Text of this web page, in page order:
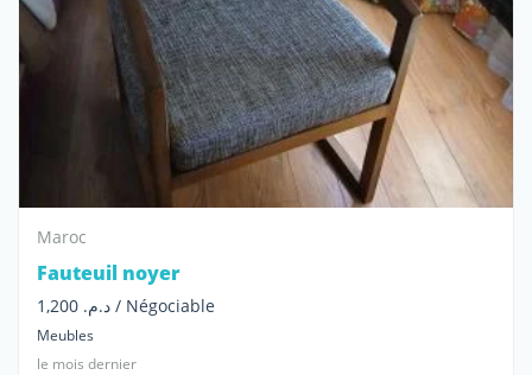
Maroc
Fauteuil noyer
د.م. 1,200 / Négociable
Meubles
le mois dernier